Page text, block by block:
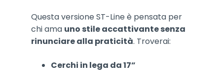
Questa versione ST-Line è pensata per
chi ama uno stile accattivante senza
rinunciare alla praticità. Troverai:
Cerchi in lega da 17”